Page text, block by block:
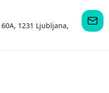
1231 Ljubljana,